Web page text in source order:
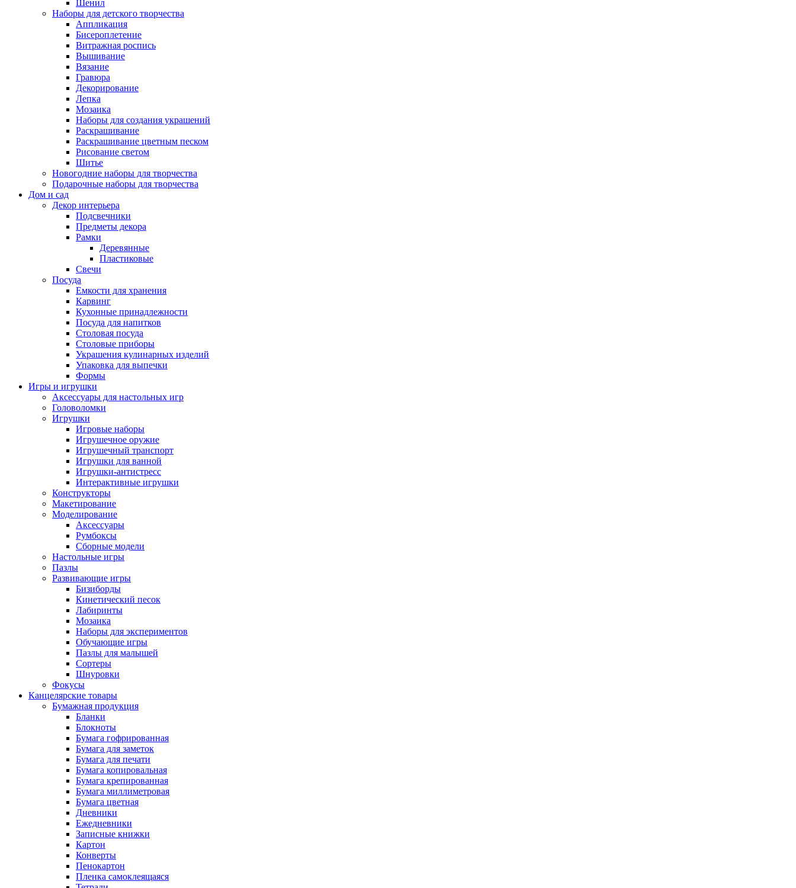
Шенил
Наборы для детского творчества
Аппликация
Бисероплетение
Витражная роспись
Вышивание
Вязание
Гравюра
Декорирование
Лепка
Мозаика
Наборы для создания украшений
Раскрашивание
Раскрашивание цветным песком
Рисование светом
Шитье
Новогодние наборы для творчества
Подарочные наборы для творчества
Дом и сад
Декор интерьера
Подсвечники
Предметы декора
Рамки
Деревянные
Пластиковые
Свечи
Посуда
Емкости для хранения
Карвинг
Кухонные принадлежности
Посуда для напитков
Столовая посуда
Столовые приборы
Украшения кулинарных изделий
Упаковка для выпечки
Формы
Игры и игрушки
Аксессуары для настольных игр
Головоломки
Игрушки
Игровые наборы
Игрушечное оружие
Игрушечный транспорт
Игрушки для ванной
Игрушки-антистресс
Интерактивные игрушки
Конструкторы
Макетирование
Моделирование
Аксессуары
Румбоксы
Сборные модели
Настольные игры
Пазлы
Развивающие игры
Бизиборды
Кинетический песок
Лабиринты
Мозаика
Наборы для экспериментов
Обучающие игры
Пазлы для малышей
Сортеры
Шнуровки
Фокусы
Канцелярские товары
Бумажная продукция
Бланки
Блокноты
Бумага гофрированная
Бумага для заметок
Бумага для печати
Бумага копировальная
Бумага крепированная
Бумага миллиметровая
Бумага цветная
Дневники
Ежедневники
Записные книжки
Картон
Конверты
Пенокартон
Пленка самоклеящаяся